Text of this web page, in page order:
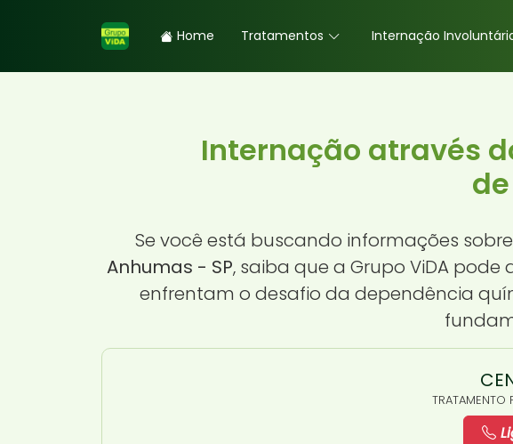
Home Tratamentos Internação
Internação através
Se você está buscando informações sobre
Anhumas - SP, saiba que a Grupo ViDA
enfrentam o desafio da dependência
TRATAMENTO